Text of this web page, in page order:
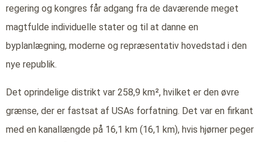
regering og kongres får adgang fra de daværende meget
magtfulde individuelle stater og til at danne en
byplanlægning, moderne og repræsentativ hovedstad i den
nye republik.
Det oprindelige distrikt var 258,9 km², hvilket er den øvre
grænse, der er fastsat af USAs forfatning. Det var en firkant
med en kanallængde på 16,1 km (16,1 km), hvis hjørner peger